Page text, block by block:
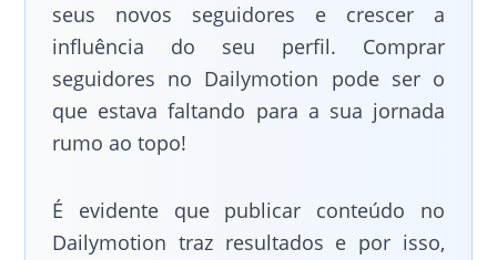
seus novos seguidores e crescer a
influência do seu perfil. Comprar
seguidores no Dailymotion pode ser o
que estava faltando para a sua jornada
rumo ao topo!
É evidente que publicar conteúdo no
Dailymotion traz resultados e por isso,